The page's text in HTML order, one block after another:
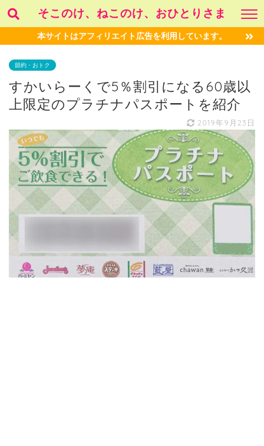
そこのけ、ねこのけ、おひとりさま
本サイトはアフィリエイト広告を利用しています。
節約・おトク
すかいらーくで5％割引になる60歳以
上限定のプラチナパスポートを紹介
2019年9月23日